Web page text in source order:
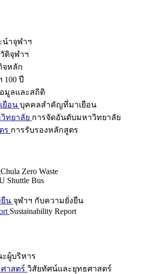
นำจุฬาฯ
ติจุฬาฯ
จหลัก
100 ปี
มูลและสถิติ
ยือน บุคคลสำคัญที่มาเยือน
ทยาลัย การจัดอันดับมหาวิทยาลัย
ร การรับรองหลักสูตร
Chula Zero Waste
Shuttle Bus
ยืน จุฬาฯ กับความยั่งยืน
Sustainability Report
ผู้บริหาร
าสตร์ วิสัยทัศน์และยุทธศาสตร์